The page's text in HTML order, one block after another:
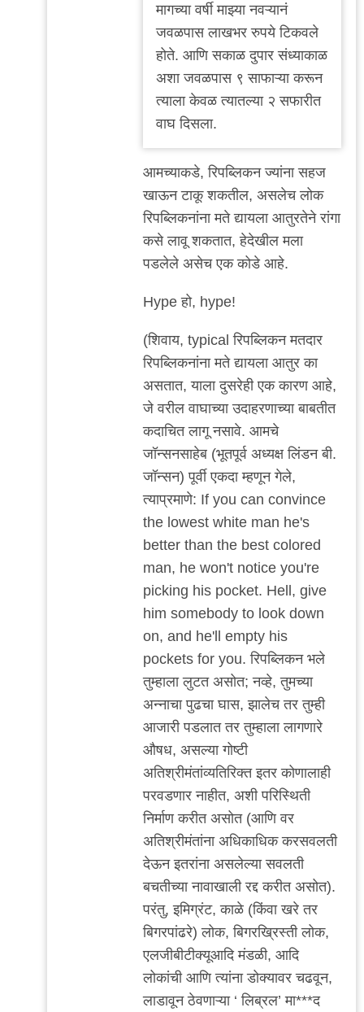
मागच्या वर्षी माझ्या नवऱ्यानं
जवळपास लाखभर रुपये टिकवले
होते. आणि सकाळ दुपार संध्याकाळ
अशा जवळपास ९ साफाऱ्या करून
त्याला केवळ त्यातल्या २ सफारीत
वाघ दिसला.
आमच्याकडे, रिपब्लिकन ज्यांना सहज
खाऊन टाकू शकतील, असलेच लोक
रिपब्लिकनांना मते द्यायला आतुरतेने रांगा
कसे लावू शकतात, हेदेखील मला
पडलेले असेच एक कोडे आहे.
Hype हो, hype!
(शिवाय, typical रिपब्लिकन मतदार
रिपब्लिकनांना मते द्यायला आतुर का
असतात, याला दुसरेही एक कारण आहे,
जे वरील वाघाच्या उदाहरणाच्या बाबतीत
कदाचित लागू नसावे. आमचे
जॉन्सनसाहेब (भूतपूर्व अध्यक्ष लिंडन बी.
जॉन्सन) पूर्वी एकदा म्हणून गेले,
त्याप्रमाणे: If you can convince
the lowest white man he's
better than the best colored
man, he won't notice you're
picking his pocket. Hell, give
him somebody to look down
on, and he'll empty his
pockets for you. रिपब्लिकन भले
तुम्हाला लुटत असोत; नव्हे, तुमच्या
अन्नाचा पुढचा घास, झालेच तर तुम्ही
आजारी पडलात तर तुम्हाला लागणारे
औषध, असल्या गोष्टी
अतिश्रीमंतांव्यतिरिक्त इतर कोणालाही
परवडणार नाहीत, अशी परिस्थिती
निर्माण करीत असोत (आणि वर
अतिश्रीमंतांना अधिकाधिक करसवलती
देऊन इतरांना असलेल्या सवलती
बचतीच्या नावाखाली रद्द करीत असोत).
परंतु, इमिग्रंट, काळे (किंवा खरे तर
बिगरपांढरे) लोक, बिगरख्रिस्ती लोक,
एलजीबीटीक्यूआदि मंडळी, आदि
लोकांची आणि त्यांना डोक्यावर चढवून,
लाडावून ठेवणाऱ्या ‘ लिब्रल’ मा***द